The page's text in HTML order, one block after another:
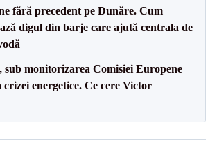
fără precedent pe Dunăre. Cum
digul din barje care ajută centrala de
sub monitorizarea Comisiei Europene
crizei energetice. Ce cere Victor